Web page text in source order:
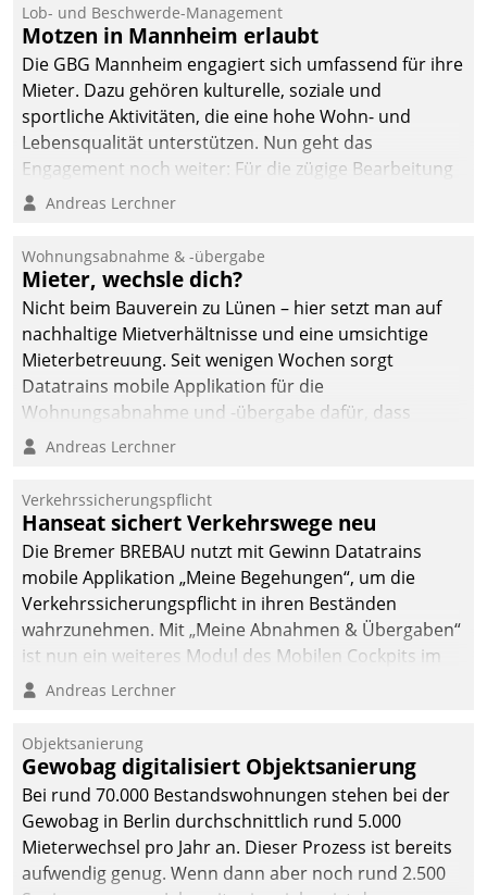
Lob- und Beschwerde-Management
Motzen in Mannheim erlaubt
Die GBG Mannheim engagiert sich umfassend für ihre
Mieter. Dazu gehören kulturelle, soziale und
sportliche Aktivitäten, die eine hohe Wohn- und
Lebensqualität unterstützen. Nun geht das
Engagement noch weiter: Für die zügige Bearbeitung
von Beschwerden – oder Lob – richtet das
und Beschwerde-Management einen eigenen Kanal
ein.
Andreas Lerchner
Wohnungsabnahme & -übergabe
Mieter, wechsle dich?
Nicht beim Bauverein zu Lünen – hier setzt man auf
nachhaltige Mietverhältnisse und eine umsichtige
Mieterbetreuung. Seit wenigen Wochen sorgt
Datatrains mobile Applikation für die
Wohnungsabnahme und -übergabe dafür, dass
Mieter wohlgeordnet kommen und, so es sein muss,
Andreas Lerchner
Verkehrssicherungspflicht
Hanseat sichert Verkehrswege neu
Die Bremer BREBAU nutzt mit Gewinn Datatrains
mobile Applikation „Meine Begehungen“, um die
Verkehrssicherungspflicht in ihren Beständen
wahrzunehmen. Mit „Meine Abnahmen & Übergaben“
ist nun ein weiteres Modul des Mobilen Cockpits im
Einsatz.
Andreas Lerchner
Objektsanierung
Gewobag digitalisiert Objektsanierung
Bei rund 70.000 Bestandswohnungen stehen bei der
Gewobag in Berlin durchschnittlich rund 5.000
Mieterwechsel pro Jahr an. Dieser Prozess ist bereits
aufwendig genug. Wenn dann aber noch rund 2.500